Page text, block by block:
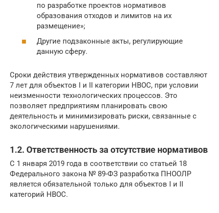
по разработке проектов нормативов
образования отходов и лимитов на их
размещение»;
Другие подзаконные акты, регулирующие
данную сферу.
Сроки действия утвержденных нормативов составляют
7 лет для объектов I и II категории НВОС, при условии
неизменности технологических процессов. Это
позволяет предприятиям планировать свою
деятельность и минимизировать риски, связанные с
экологическими нарушениями.
1.2. Ответственность за отсутствие нормативов
С 1 января 2019 года в соответствии со статьей 18
Федерального закона № 89-ФЗ разработка ПНООЛР
является обязательной только для объектов I и II
категорий НВОС.